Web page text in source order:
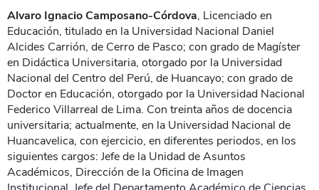
Alvaro Ignacio Camposano-Córdova, Licenciado en
Educación, titulado en la Universidad Nacional Daniel
Alcides Carrión, de Cerro de Pasco; con grado de Magíster
en Didáctica Universitaria, otorgado por la Universidad
Nacional del Centro del Perú, de Huancayo; con grado de
Doctor en Educación, otorgado por la Universidad Nacional
Federico Villarreal de Lima. Con treinta años de docencia
universitaria; actualmente, en la Universidad Nacional de
Huancavelica, con ejercicio, en diferentes periodos, en los
siguientes cargos: Jefe de la Unidad de Asuntos
Académicos, Dirección de la Oficina de Imagen